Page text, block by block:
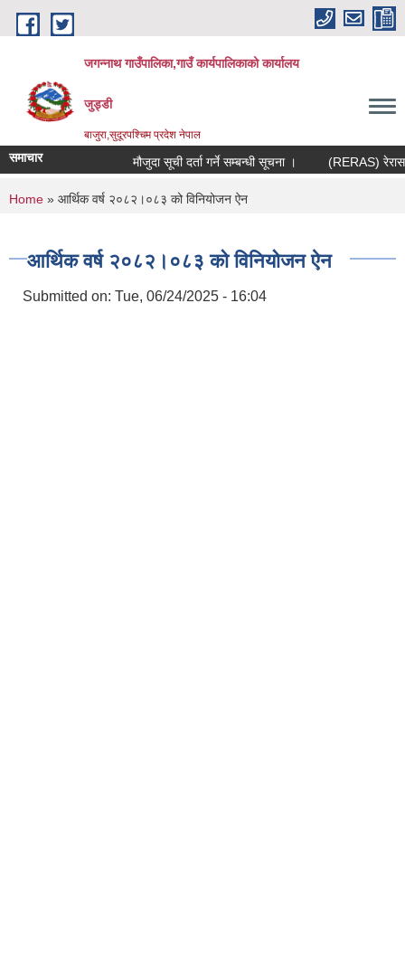
Skip to main content
जगन्नाथ गाउँपालिका,गाउँ कार्यपालिकाको कार्यालय
जुड्डी
बाजुरा,सुदूरपश्चिम प्रदेश नेपाल
समाचार मौजुदा सूची दर्ता गर्ने सम्बन्धी सूचना । (RERAS) रेरास
You are here
Home » आर्थिक वर्ष २०८२।०८३ को विनियोजन ऐन
आर्थिक वर्ष २०८२।०८३ को विनियोजन ऐन
Submitted on: Tue, 06/24/2025 - 16:04